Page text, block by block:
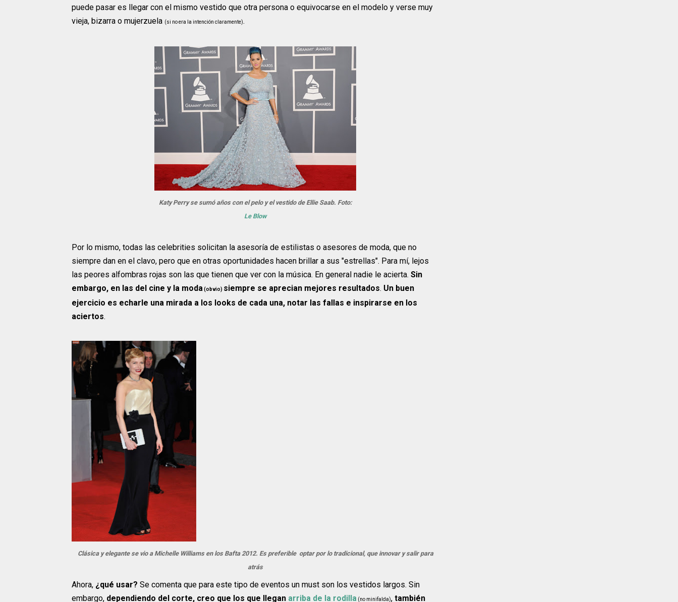
puede pasar es llegar con el mismo vestido que otra persona o equivocarse en el modelo y verse muy
vieja, bizarra o mujerzuela (si no era la intención claramente).
Katy Perry se sumó años con el pelo y el vestido de Ellie Saab. Foto:
Le Blow
Por lo mismo, todas las celebrities solicitan la asesoría de estilistas o asesores de moda, que no
siempre dan en el clavo, pero que en otras oportunidades hacen brillar a sus "estrellas". Para mí, lejos
las peores alfombras rojas son las que tienen que ver con la música. En general nadie le acierta. Sin
embargo, en las del cine y la moda(obvio) siempre se aprecian mejores resultados. Un buen
ejercicio es echarle una mirada a los looks de cada una, notar las fallas e inspirarse en los
aciertos.
Clásica y elegante se vio a Michelle Williams en los Bafta 2012. Es preferible optar por lo tradicional, que innovar y salir para
atrás
Ahora, ¿qué usar? Se comenta que para este tipo de eventos un must son los vestidos largos. Sin
embargo, dependiendo del corte, creo que los que llegan arriba de la rodilla (no minifalda), también